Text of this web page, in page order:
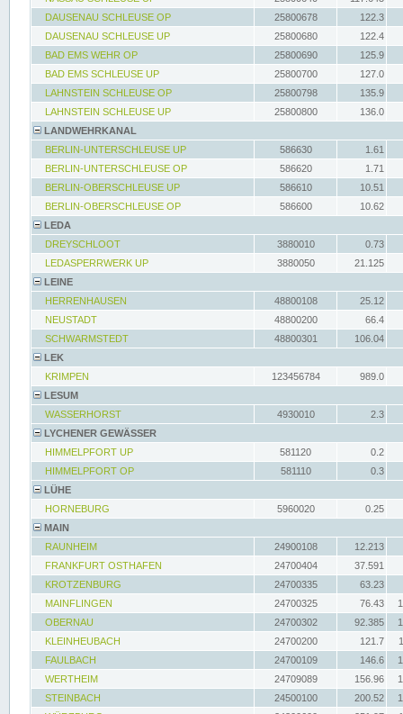
DAUSENAU SCHLEUSE OP
25800678
122.3
DAUSENAU SCHLEUSE UP
25800680
122.4
BAD EMS WEHR OP
25800690
125.9
BAD EMS SCHLEUSE UP
25800700
127.0
LAHNSTEIN SCHLEUSE OP
25800798
135.9
LAHNSTEIN SCHLEUSE UP
25800800
136.0
LANDWEHRKANAL
BERLIN-UNTERSCHLEUSE UP
586630
1.61
BERLIN-UNTERSCHLEUSE OP
586620
1.71
BERLIN-OBERSCHLEUSE UP
586610
10.51
BERLIN-OBERSCHLEUSE OP
586600
10.62
LEDA
DREYSCHLOOT
3880010
0.73
LEDASPERRWERK UP
3880050
21.125
LEINE
HERRENHAUSEN
48800108
25.12
NEUSTADT
48800200
66.4
SCHWARMSTEDT
48800301
106.04
LEK
KRIMPEN
123456784
989.0
LESUM
WASSERHORST
4930010
2.3
LYCHENER GEWÄSSER
HIMMELPFORT UP
581120
0.2
HIMMELPFORT OP
581110
0.3
LÜHE
HORNEBURG
5960020
0.25
MAIN
RAUNHEIM
24900108
12.213
FRANKFURT OSTHAFEN
24700404
37.591
KROTZENBURG
24700335
63.23
MAINFLINGEN
24700325 76.43
OBERNAU
24700302 92.385
KLEINHEUBACH
24700200 121.7
FAULBACH
24700109 146.6
WERTHEIM
24709089 156.96
STEINBACH
24500100 200.52